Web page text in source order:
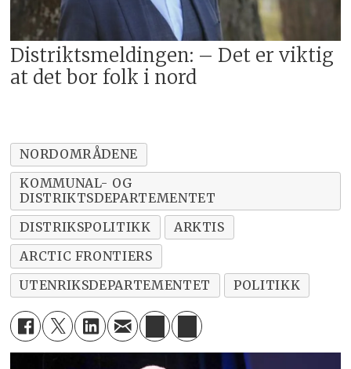
Distriktsmeldingen: – Det er viktig
at det bor folk i nord
NORDOMRÅDENE
KOMMUNAL- OG
DISTRIKTSDEPARTEMENTET
DISTRIKSPOLITIKK
ARKTIS
ARCTIC FRONTIERS
UTENRIKSDEPARTEMENTET
POLITIKK